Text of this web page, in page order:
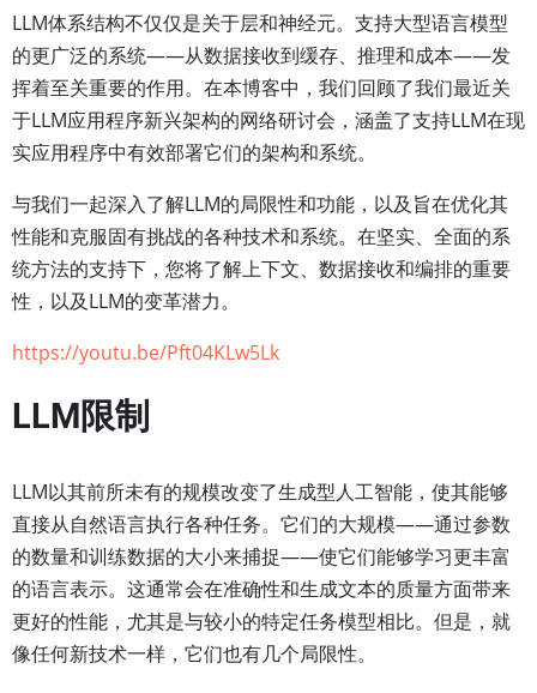
LLM体系结构不仅仅是关于层和神经元。支持大型语言模型
的更广泛的系统——从数据接收到缓存、推理和成本——发
挥着至关重要的作用。在本博客中，我们回顾了我们最近关
于LLM应用程序新兴架构的网络研讨会，涵盖了支持LLM在现
实应用程序中有效部署它们的架构和系统。
与我们一起深入了解LLM的局限性和功能，以及旨在优化其
性能和克服固有挑战的各种技术和系统。在坚实、全面的系
统方法的支持下，您将了解上下文、数据接收和编排的重要
性，以及LLM的变革潜力。
https://youtu.be/Pft04KLw5Lk
LLM限制
LLM以其前所未有的规模改变了生成型人工智能，使其能够
直接从自然语言执行各种任务。它们的大规模——通过参数
的数量和训练数据的大小来捕捉——使它们能够学习更丰富
的语言表示。这通常会在准确性和生成文本的质量方面带来
更好的性能，尤其是与较小的特定任务模型相比。但是，就
像任何新技术一样，它们也有几个局限性。